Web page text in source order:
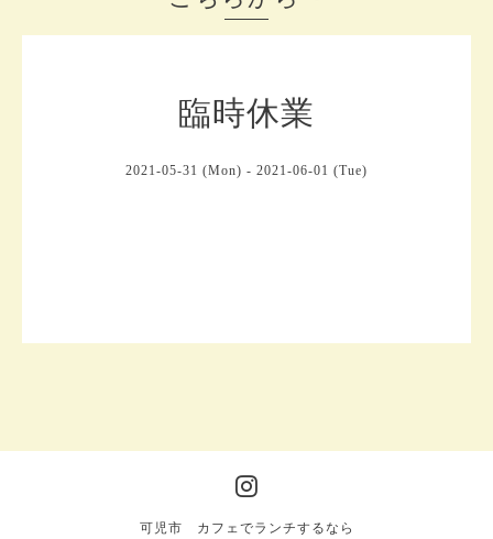
臨時休業
2021-05-31 (Mon) - 2021-06-01 (Tue)
可児市 カフェでランチするなら